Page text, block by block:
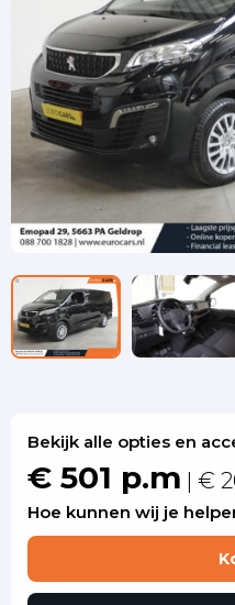
Bekijk alle opties en
€ 501 p.m | €
Hoe kunnen wij je